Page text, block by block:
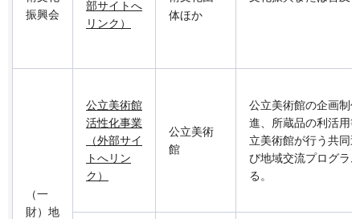
振興会
部サイトへ
リンク）
体ほか
（一
財）地
公立美術館
活性化事業
（外部サイ
トへリン
ク）
公立美術
館
公立美術館の企画制
進、所蔵品の利活用
立美術館が行う共同
び地域交流プログラ
る。